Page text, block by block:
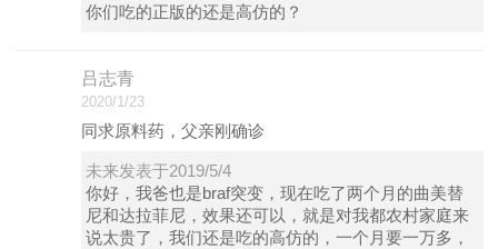
你们吃的正版的还是高仿的？
吕志青
2020/1/23
同求原料药，父亲刚确诊
未来发表于2019/5/4
你好，我爸也是braf突变，现在吃了两个月的曲美替
尼和达拉菲尼，效果还可以，就是对我都农村家庭来
说太贵了，我们还是吃的高仿的，一个月要一万多，